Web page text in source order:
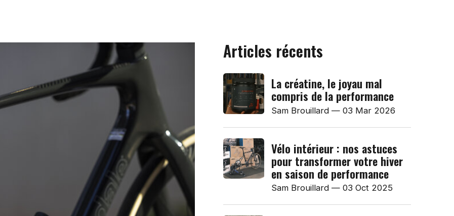
Articles récents
La créatine, le joyau mal
compris de la performance
Sam Brouillard— 03 Mar 2026
Vélo intérieur : nos astuces
pour transformer votre hiver
en saison de performance
Sam Brouillard— 03 Oct 2025